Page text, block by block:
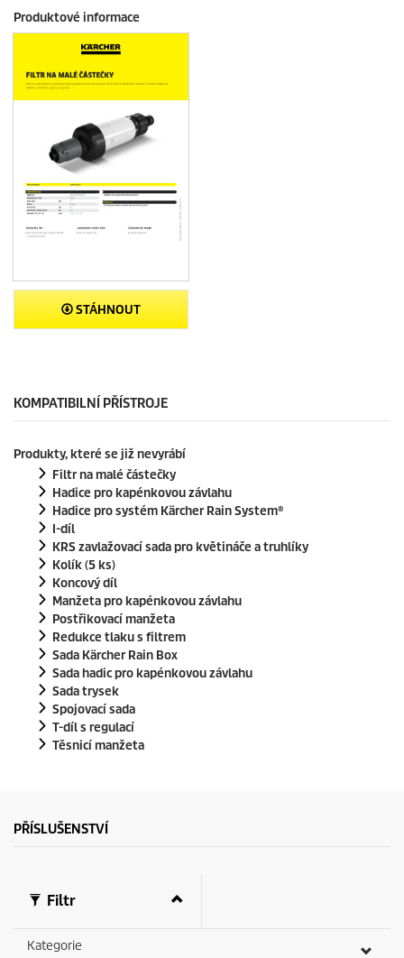
Produktové informace
STÁHNOUT
KOMPATIBILNÍ PŘÍSTROJE
Produkty, které se již nevyrábí
Filtr na malé částečky
Hadice pro kapénkovou závlahu
Hadice pro systém Kärcher Rain System®
I-díl
KRS zavlažovací sada pro květináče a truhlíky
Kolík (5 ks)
Koncový díl
Manžeta pro kapénkovou závlahu
Postřikovací manžeta
Redukce tlaku s filtrem
Sada Kärcher Rain Box
Sada hadic pro kapénkovou závlahu
Sada trysek
Spojovací sada
T-díl s regulací
Těsnicí manžeta
PŘÍSLUŠENSTVÍ
Filtr
Kategorie